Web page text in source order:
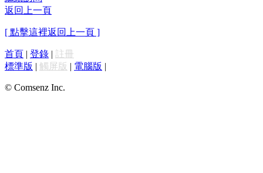
返回上一頁
[ 點擊這裡返回上一頁 ]
首頁 | 登錄 | 註冊
標準版 | 觸屏版 | 電腦版 |
© Comsenz Inc.